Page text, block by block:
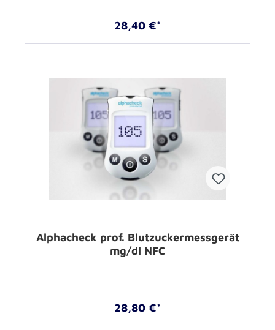
28,40 €*
Alphacheck prof. Blutzuckermessgerät
mg/dl NFC
28,80 €*